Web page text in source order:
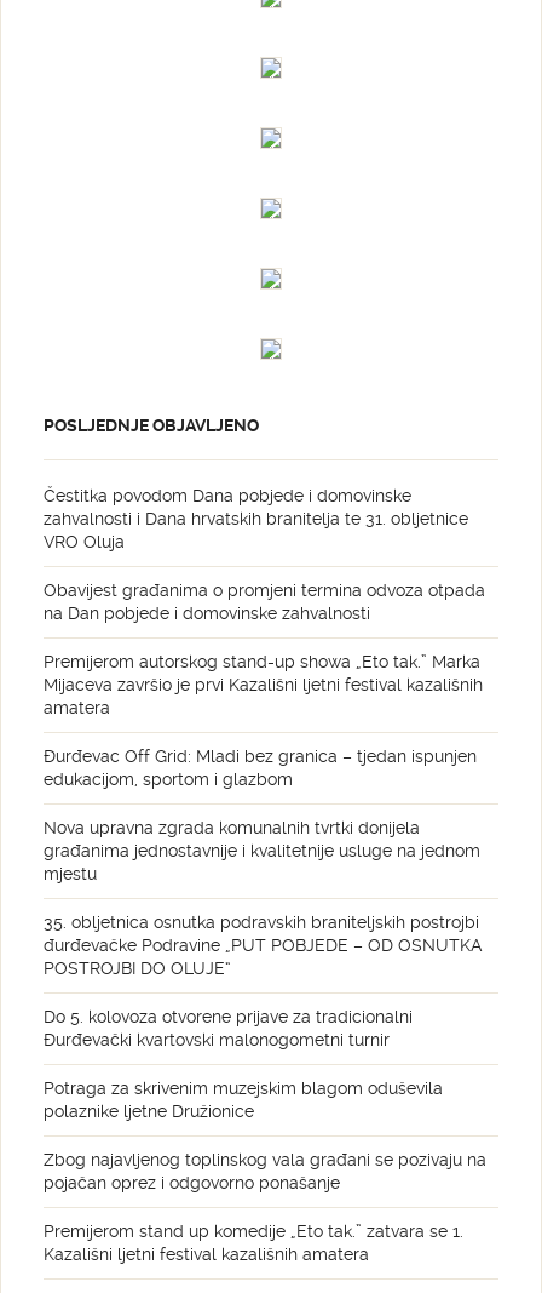
POSLJEDNJE OBJAVLJENO
Čestitka povodom Dana pobjede i domovinske
zahvalnosti i Dana hrvatskih branitelja te 31. obljetnice
VRO Oluja
Obavijest građanima o promjeni termina odvoza otpada
na Dan pobjede i domovinske zahvalnosti
Premijerom autorskog stand-up showa „Eto tak.” Marka
Mijaceva završio je prvi Kazališni ljetni festival kazališnih
amatera
Đurđevac Off Grid: Mladi bez granica – tjedan ispunjen
edukacijom, sportom i glazbom
Nova upravna zgrada komunalnih tvrtki donijela
građanima jednostavnije i kvalitetnije usluge na jednom
mjestu
35. obljetnica osnutka podravskih braniteljskih postrojbi
đurđevačke Podravine „PUT POBJEDE – OD OSNUTKA
POSTROJBI DO OLUJE“
Do 5. kolovoza otvorene prijave za tradicionalni
Đurđevački kvartovski malonogometni turnir
Potraga za skrivenim muzejskim blagom oduševila
polaznike ljetne Družionice
Zbog najavljenog toplinskog vala građani se pozivaju na
pojačan oprez i odgovorno ponašanje
Premijerom stand up komedije „Eto tak.” zatvara se 1.
Kazališni ljetni festival kazališnih amatera